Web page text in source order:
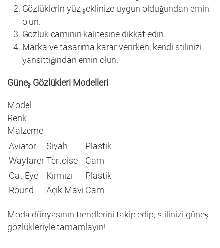
Gözlüklerin yüz şeklinize uygun olduğundan emin
olun.
Gözlük camının kalitesine dikkat edin.
Marka ve tasarıma karar verirken, kendi stilinizi
yansıttığından emin olun.
Güneş Gözlükleri Modelleri
Model
Renk
Malzeme
Aviator
Siyah
Plastik
WayfarerTortoise
Cam
Cat Eye
Kırmızı
Plastik
Round
Açık Mavi Cam
Moda dünyasının trendlerini takip edip, stilinizi güneş
gözlükleriyle tamamlayın!